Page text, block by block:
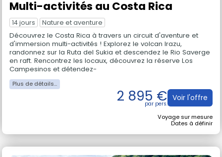
Multi-activités au Costa Rica
14 jours Nature et aventure
Découvrez le Costa Rica à travers un circuit d'aventure et
d'immersion multi-activités ! Explorez le volcan Irazu,
randonnez sur la Ruta del Sukia et descendez le Rio Saverge
en raft. Rencontrez les locaux, découvrez la réserve Los
Campesinos et détendez-
2 895 € Voir l'offre
Voyage sur mesure
Dates à définir